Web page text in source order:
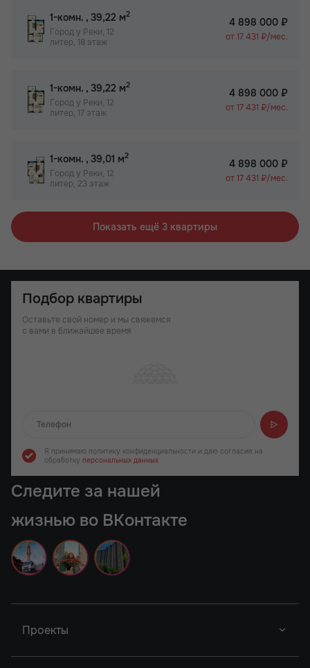
1-комн. , 39,22 м2
Город у Реки, 12
литер, 18 этаж
4 898 000 ₽
от 17 431 ₽/мес.
1-комн. , 39,22 м2
Город у Реки, 12
литер, 17 этаж
4 898 000 ₽
от 17 431 ₽/мес.
1-комн. , 39,01 м2
Город у Реки, 12
литер, 23 этаж
4 898 000 ₽
от 17 431 ₽/мес.
Показать ещё 3 квартиры
Подбор квартиры
Оставьте свой номер и мы свяжемся
с вами в ближайшее время
Я принимаю политику конфиденциальности и даю согласие на
обработку персональных данных
Следите за нашей
жизнью во ВКонтакте
Проекты